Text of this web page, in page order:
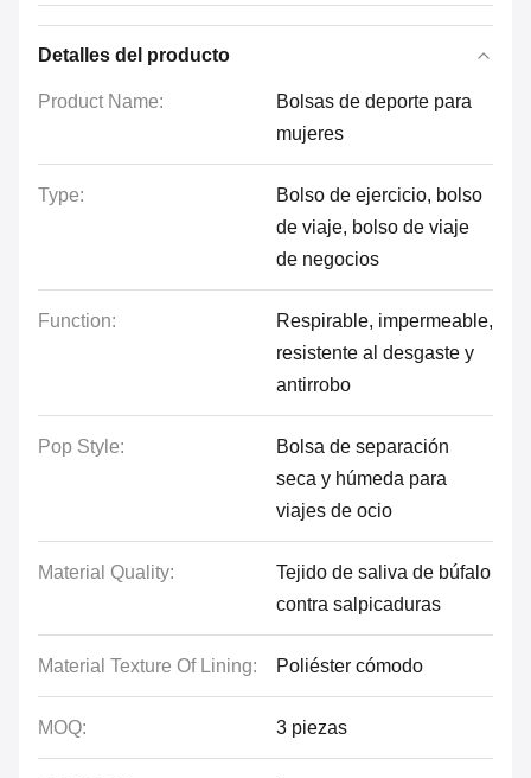
Detalles del producto
Product Name:
Bolsas de deporte para
mujeres
Type:
Bolso de ejercicio, bolso
de viaje, bolso de viaje
de negocios
Function:
Respirable, impermeable,
resistente al desgaste y
antirrobo
Pop Style:
Bolsa de separación
seca y húmeda para
viajes de ocio
Material Quality:
Tejido de saliva de búfalo
contra salpicaduras
Material Texture Of Lining: Poliéster cómodo
MOQ: 3 piezas